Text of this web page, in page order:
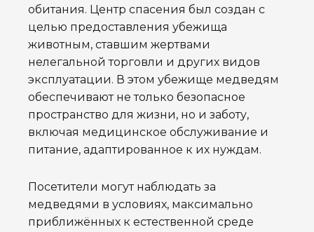
обитания. Центр спасения был создан с
целью предоставления убежища
животным, ставшим жертвами
нелегальной торговли и других видов
эксплуатации. В этом убежище медведям
обеспечивают не только безопасное
пространство для жизни, но и заботу,
включая медицинское обслуживание и
питание, адаптированное к их нуждам.
Посетители могут наблюдать за
медведями в условиях, максимально
приближённых к естественной среде